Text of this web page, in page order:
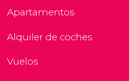
Apartamentos
Alquiler de coches
Vuelos